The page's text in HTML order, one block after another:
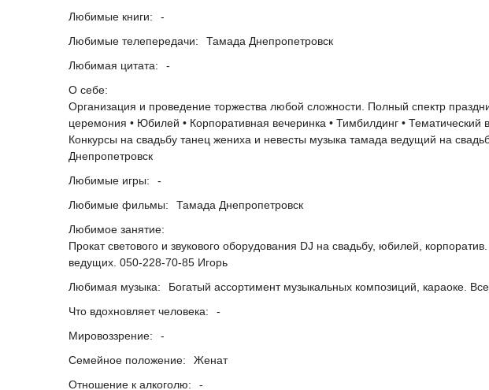
Любимые книги:
-
Любимые телепередачи:
Тамада Днепропетровск
Любимая цитата:
-
О себе:
Организация и проведение торжества любой сложности. Полный спектр
церемония • Юбилей • Корпоративная вечеринка • Тимбилдинг •
Конкурсы на свадьбу танец жениха и невесты музыка тамада ведущий на
Днепропетровск
Любимые игры:
-
Любимые фильмы:
Тамада Днепропетровск
Любимое занятие:
Прокат светового и звукового оборудования DJ на свадьбу, юбилей,
ведущих. 050-228-70-85 Игорь
Любимая музыка:
Богатый ассортимент музыкальных композиций, караоке.
Что вдохновляет человека:
-
Мировоззрение:
-
Семейное положение:
Женат
Отношение к алкоголю:
-